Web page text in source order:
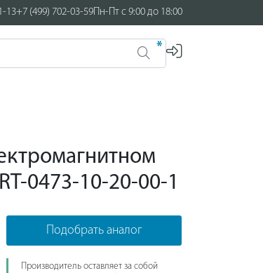
13+7 (499) 702-03-59Пн-Пт с 9:00 до 18:00
*
0473-10-20-00-1
Подобрать аналог
Производитель оставляет за собой